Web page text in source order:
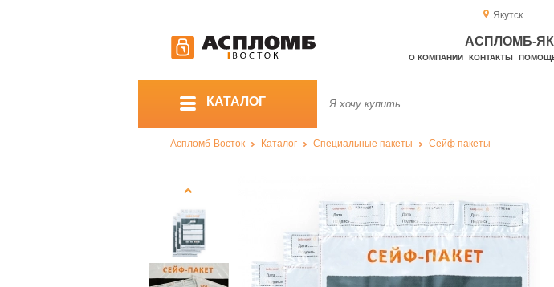
Якутск
АСПЛОМБ-
О КОМПАНИИ КОНТАКТЫ
КАТАЛОГ
Аспломб-Восток Каталог Специальные пакеты Сейф пакеты